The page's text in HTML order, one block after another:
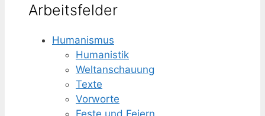
Arbeitsfelder
Humanismus
Humanistik
Weltanschauung
Texte
Vorworte